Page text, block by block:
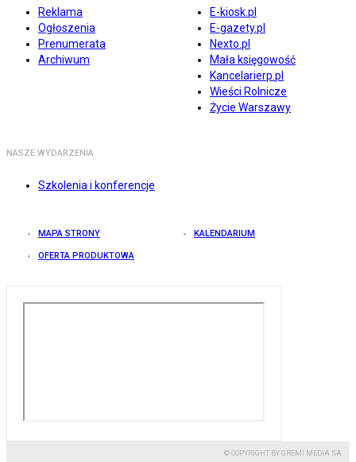
Reklama
Ogłoszenia
Prenumerata
Archiwum
E-kiosk.pl
E-gazety.pl
Nexto.pl
Mała księgowość
Kancelarierp.pl
Wieści Rolnicze
Życie Warszawy
NASZE WYDARZENIA
Szkolenia i konferencje
MAPA STRONY KALENDARIUM
OFERTA PRODUKTOWA
© COPYRIGHT BY GREMI MEDIA SA